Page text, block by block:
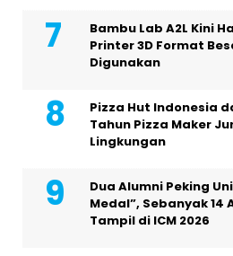
Bambu Lab A2L Kini
Printer 3D Format
Digunakan
Pizza Hut Indonesia
Tahun Pizza Maker
Lingkungan
Dua Alumni Peking
Medal”, Sebanyak 14
Tampil di ICM 2026